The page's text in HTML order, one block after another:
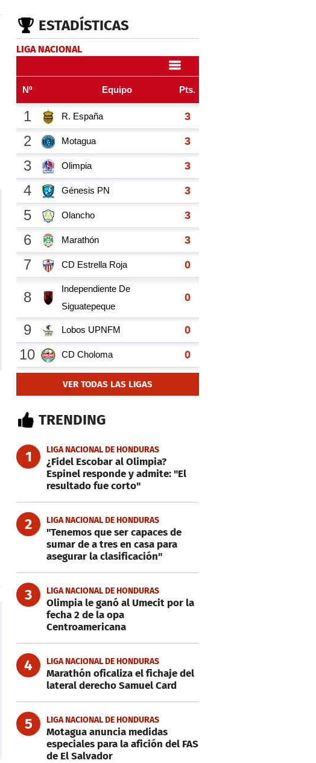
ESTADÍSTICAS
LIGA NACIONAL
VER TODAS LAS LIGAS
TRENDING
1 LIGA NACIONAL DE HONDURAS
¿Fidel Escobar al Olimpia?
Espinel responde y admite: "El
resultado fue corto"
2 LIGA NACIONAL DE HONDURAS
"Tenemos que ser capaces de
sumar de a tres en casa para
asegurar la clasificación"
3 LIGA NACIONAL DE HONDURAS
Olimpia le ganó al Umecit por la
fecha 2 de la opa
Centroamericana
4 LIGA NACIONAL DE HONDURAS
Marathón oficaliza el fichaje del
lateral derecho Samuel Card
5 LIGA NACIONAL DE HONDURAS
Motagua anuncia medidas
especiales para la afición del FAS
de El Salvador